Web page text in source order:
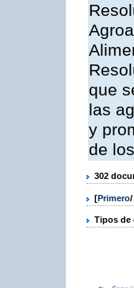
que
las
y
de
302
[Primero/
Tipos de